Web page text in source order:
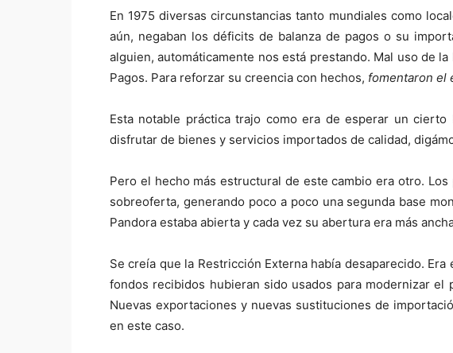
En 1975 diversas circunstancias tanto mundiales como
aún, negaban los déficits de balanza de pagos o su
alguien, automáticamente nos está prestando. Mal uso de
Pagos. Para reforzar su creencia con hechos, fomentaron el
Esta notable práctica trajo como era de esperar un
disfrutar de bienes y servicios importados de calidad,
Pero el hecho más estructural de este cambio era otro.
sobreoferta, generando poco a poco una segunda base
Pandora estaba abierta y cada vez su abertura era más
Se creía que la Restricción Externa había desaparecido.
fondos recibidos hubieran sido usados para modernizar
Nuevas exportaciones y nuevas sustituciones de
en este caso.